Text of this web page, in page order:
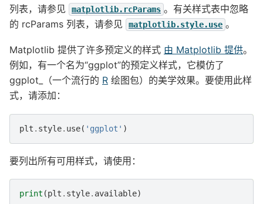
列表，请参见
matplotlib.rcParams 。有关样式表中忽略
的 rcParams 列表，请参见
matplotlib.style.use 。
Matplotlib 提供了许多预定义的样式 由 Matplotlib 提供。
例如，有一个名为“ggplot”的预定义样式，它模仿了
ggplot_（一个流行的 R 绘图包）的美学效果。要使用此样
式，请添加：
plt . style. use( 'ggplot' )
要列出所有可用样式，请使用：
print (plt . style. available)